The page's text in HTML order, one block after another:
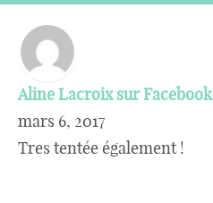
Aline Lacroix sur Facebook
mars 6, 2017
Tres tentée également !